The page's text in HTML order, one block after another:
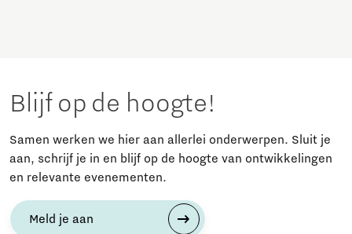
Blijf op de hoogte!
Samen werken we hier aan allerlei onderwerpen. Sluit je
aan, schrijf je in en blijf op de hoogte van ontwikkelingen
en relevante evenementen.
Meld je aan